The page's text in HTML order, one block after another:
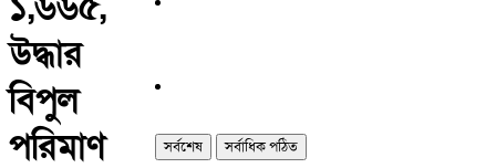
উদ্ধার
বিপুল
পরিমাণ
সর্বশেষ সর্বাধিক পঠিত